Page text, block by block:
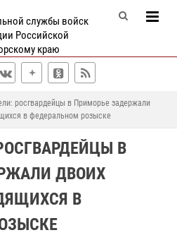
службы войск
Российской
краю
росгвардейцы в Приморье задержали
в федеральном розыске
В
ДВОИХ
В